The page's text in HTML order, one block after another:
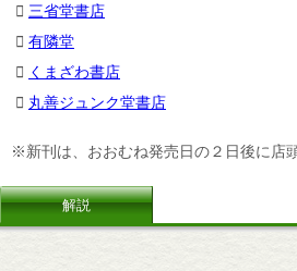
三省堂書店
有隣堂
くまざわ書店
丸善ジュンク堂書店
※新刊は、おおむね発売日の２日後に店
解説